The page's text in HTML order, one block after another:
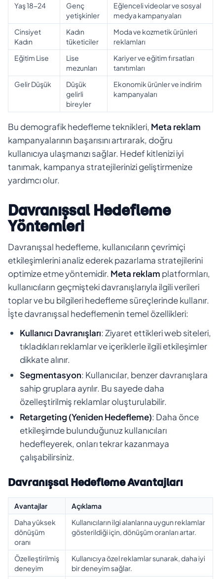
Yaş 18-24
Genç
yetişkinler
Eğlenceli videolar ve sosyal
medya kampanyaları
Cinsiyet
Kadın
Kadın
tüketiciler
Moda ve kozmetik ürünleri
reklamları
Eğitim Lise
Lise
mezunları
Kariyer ve eğitim fırsatları
tanıtımları
Gelir Düşük
Düşük
gelirli
bireyler
Ekonomik ürünler ve indirim
kampanyaları
Bu demografik hedefleme teknikleri, Meta reklam
kampanyalarının başarısını artırarak, doğru
kullanıcıya ulaşmanızı sağlar. Hedef kitlenizi iyi
tanımak, kampanya stratejilerinizi geliştirmenize
yardımcı olur.
Davranışsal Hedefleme
Yöntemleri
Davranışsal hedefleme, kullanıcıların çevrimiçi
etkileşimlerini analiz ederek pazarlama stratejilerini
optimize etme yöntemidir. Meta reklam platformları,
kullanıcıların geçmişteki davranışlarıyla ilgili verileri
toplar ve bu bilgileri hedefleme süreçlerinde kullanır.
İşte davranışsal hedeflemenin temel özellikleri:
Kullanıcı Davranışları: Ziyaret ettikleri web siteleri,
tıkladıkları reklamlar ve içeriklerle ilgili etkileşimler
dikkate alınır.
Segmentasyon: Kullanıcılar, benzer davranışlara
sahip gruplara ayrılır. Bu sayede daha
özelleştirilmiş reklamlar oluşturulabilir.
Retargeting (Yeniden Hedefleme): Daha önce
etkileşimde bulunduğunuz kullanıcıları
hedefleyerek, onları tekrar kazanmaya
çalışabilirsiniz.
Davranışsal Hedefleme Avantajları
Avantajlar
Açıklama
Daha yüksek
dönüşüm
oranı
Kullanıcıların ilgi alanlarına uygun reklamlar
gösterildiği için, dönüşüm oranları artar.
Özelleştirilmiş
deneyim
Kullanıcıya özel reklamlar sunarak, daha iyi
bir deneyim sağlar.